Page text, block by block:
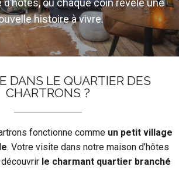
où chaque coin révèle une
histoire à vivre.
DANS LE QUARTIER DES
CHARTRONS ?
fonctionne comme un petit village
. Votre visite dans notre maison d’hôtes
le charmant quartier branché